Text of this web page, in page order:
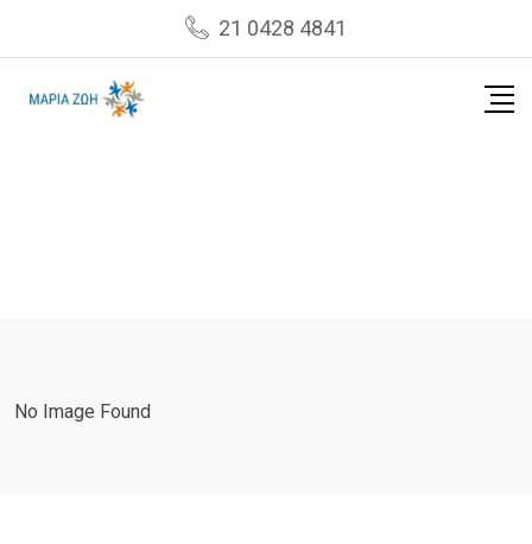
21 0428 4841
No Image Found